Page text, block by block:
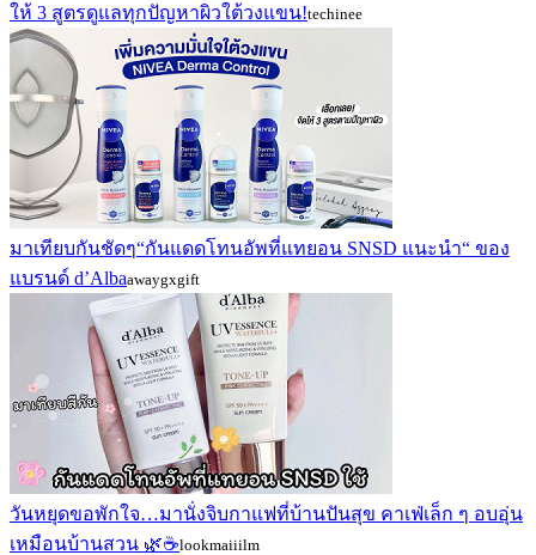
ให้ 3 สูตรดูแลทุกปัญหาผิวใต้วงแขน!techinee
มาเทียบกันชัดๆ“กันแดดโทนอัพที่แทยอน SNSD แนะนำ“ ของ
แบรนด์ d’Albaawaygxgift
วันหยุดขอพักใจ…มานั่งจิบกาแฟที่บ้านปันสุข คาเฟ่เล็ก ๆ อบอุ่น
เหมือนบ้านสวน 🌿☕lookmaiiilm